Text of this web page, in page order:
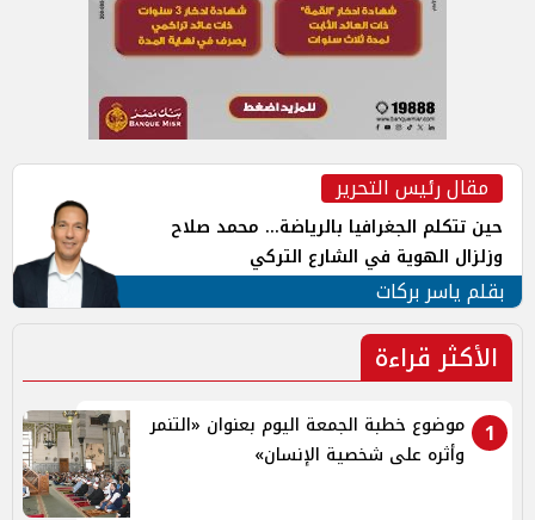
مقال رئيس التحرير
حين تتكلم الجغرافيا بالرياضة... محمد صلاح
وزلزال الهوية في الشارع التركي
بقلم ياسر بركات
الأكثر قراءة
1
موضوع خطبة الجمعة اليوم بعنوان «التنمر
وأثره على شخصية الإنسان»